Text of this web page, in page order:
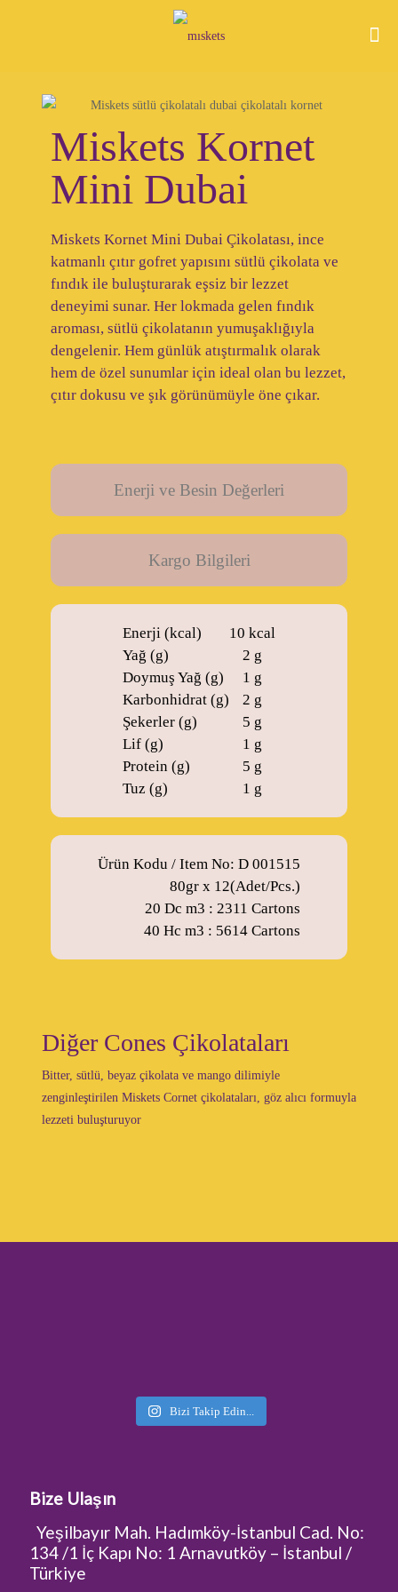
Miskets Kornet
Mini Dubai
Miskets Kornet Mini Dubai Çikolatası, ince
katmanlı çıtır gofret yapısını sütlü çikolata ve
fındık ile buluşturarak eşsiz bir lezzet
deneyimi sunar. Her lokmada gelen fındık
aroması, sütlü çikolatanın yumuşaklığıyla
dengelenir. Hem günlük atıştırmalık olarak
hem de özel sunumlar için ideal olan bu lezzet,
çıtır dokusu ve şık görünümüyle öne çıkar.
Enerji ve Besin Değerleri
Kargo Bilgileri
Enerji (kcal)
Yağ (g)
Doymuş Yağ (g)
Karbonhidrat (g)
Şekerler (g)
Lif (g)
Protein (g)
Tuz (g)
10 kcal
2 g
1 g
2 g
5 g
1 g
5 g
1 g
Ürün Kodu / Item No: D 001515
80gr x 12(Adet/Pcs.)
20 Dc m3 : 2311 Cartons
40 Hc m3 : 5614 Cartons
Diğer Cones Çikolataları
Bitter, sütlü, beyaz çikolata ve mango dilimiyle
zenginleştirilen Miskets Cornet çikolataları, göz alıcı formuyla
lezzeti buluşturuyor
Bizi Takip Edin...
Bize Ulaşın
Yeşilbayır Mah. Hadımköy-İstanbul Cad. No:
134 /1 İç Kapı No: 1 Arnavutköy – İstanbul /
Türkiye